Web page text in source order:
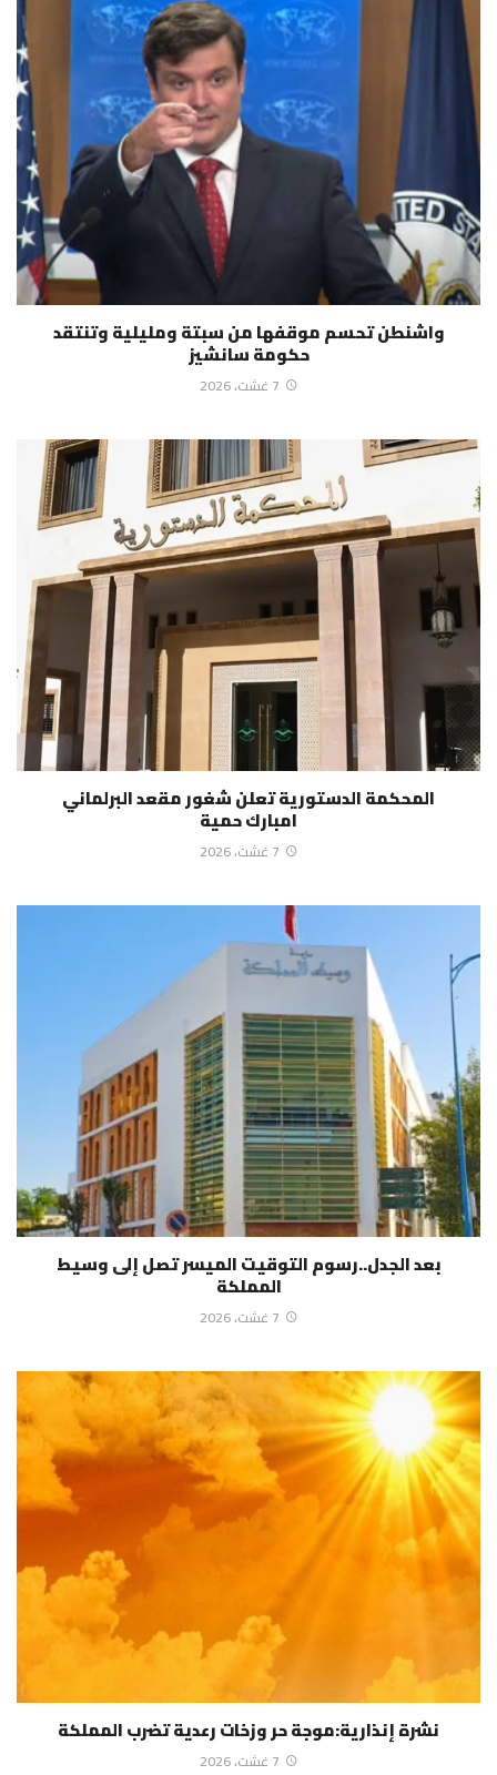
واشنطن تحسم موقفها من سبتة ومليلية وتنتقد
حكومة سانشيز
7 غشت، 2026
المحكمة الدستورية تعلن شغور مقعد البرلماني
امبارك حمية
7 غشت، 2026
بعد الجدل..رسوم التوقيت الميسر تصل إلى وسيط
المملكة
7 غشت، 2026
نشرة إنذارية:موجة حر وزخات رعدية تضرب المملكة
7 غشت، 2026